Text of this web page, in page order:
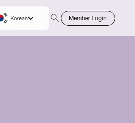
Korean Member Login